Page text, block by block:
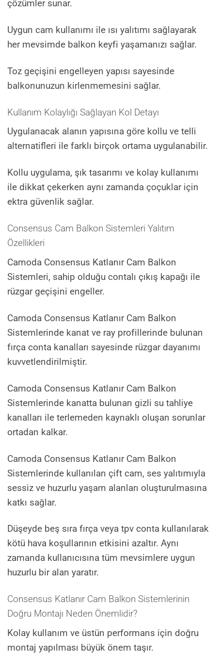
çözümler sunar.
Uygun cam kullanımı ile ısı yalıtımı sağlayarak
her mevsimde balkon keyfi yaşamanızı sağlar.
Toz geçişini engelleyen yapısı sayesinde
balkonunuzun kirlenmemesini sağlar.
Kullanım Kolaylığı Sağlayan Kol Detayı
Uygulanacak alanın yapısına göre kollu ve telli
alternatifleri ile farklı birçok ortama uygulanabilir.
Kollu uygulama, şık tasarımı ve kolay kullanımı
ile dikkat çekerken aynı zamanda çoçuklar için
ektra güvenlik sağlar.
Consensus Cam Balkon Sistemleri Yalıtım
Özellikleri
Camoda Consensus Katlanır Cam Balkon
Sistemleri, sahip olduğu contalı çıkış kapağı ile
rüzgar geçişini engeller.
Camoda Consensus Katlanır Cam Balkon
Sistemlerinde kanat ve ray profillerinde bulunan
fırça conta kanalları sayesinde rüzgar dayanımı
kuvvetlendirilmiştir.
Camoda Consensus Katlanır Cam Balkon
Sistemlerinde kanatta bulunan gizli su tahliye
kanalları ile terlemeden kaynaklı oluşan sorunlar
ortadan kalkar.
Camoda Consensus Katlanır Cam Balkon
Sistemlerinde kullanılan çift cam, ses yalıtımıyla
sessiz ve huzurlu yaşam alanları oluşturulmasına
katkı sağlar.
Düşeyde beş sıra fırça veya tpv conta kullanılarak
kötü hava koşullarının etkisini azaltır. Aynı
zamanda kullanıcısına tüm mevsimlere uygun
huzurlu bir alan yaratır.
Consensus Katlanır Cam Balkon Sistemlerinin
Doğru Montajı Neden Önemlidir?
Kolay kullanım ve üstün performans için doğru
montaj yapılması büyük önem taşır.